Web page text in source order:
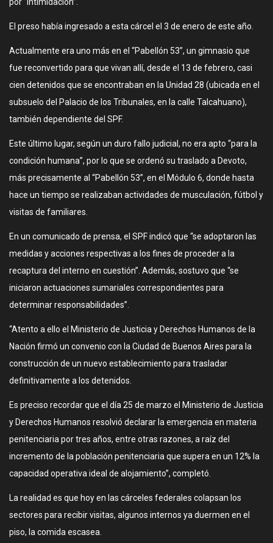
El preso había ingresado a esta cárcel el 3 de enero de este año.
Actualmente era uno más en el “Pabellón 53”, un gimnasio que
fue reconvertido para que vivan allí, desde el 13 de febrero, casi
cien detenidos que se encontraban en la Unidad 28 (ubicada en el
subsuelo del Palacio de los Tribunales, en la calle Talcahuano),
también dependiente del SPF.
Este último lugar, según un duro fallo judicial, no era apto “para la
condición humana”, por lo que se ordenó su traslado a Devoto,
más precisamente al “Pabellón 53”, en el Módulo 6, donde hasta
hace un tiempo se realizaban actividades de musculación, fútbol y
visitas de familiares.
En un comunicado de prensa, el SPF indicó que “se adoptaron las
medidas y acciones respectivas a los fines de proceder a la
recaptura del interno en cuestión”. Además, sostuvo que “se
iniciaron actuaciones sumariales correspondientes para
determinar responsabilidades”.
“Atento a ello el Ministerio de Justicia y Derechos Humanos de la
Nación firmó un convenio con la Ciudad de Buenos Aires para la
construcción de un nuevo establecimiento para trasladar
definitivamente a los detenidos.
Es preciso recordar que el día 25 de marzo el Ministerio de Justicia
y Derechos Humanos resolvió declarar la emergencia en materia
penitenciaria por tres años, entre otras razones, a raíz del
incremento de la población penitenciaria que supera en un 12% la
capacidad operativa ideal de alojamiento”, completó.
La realidad es que hoy en las cárceles federales colapsan los
sectores para recibir visitas, algunos internos ya duermen en el
piso, la comida escasea.